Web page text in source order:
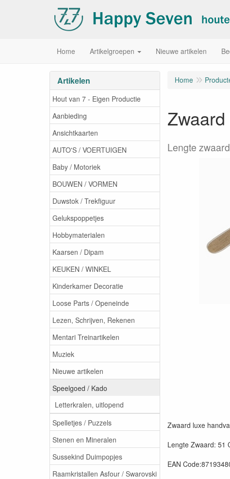
Home Artikelgroepen Nieuwe artikelen
Artikelen
Hout van 7 - Eigen Productie
Aanbieding
Ansichtkaarten
AUTO'S / VOERTUIGEN
Baby / Motoriek
BOUWEN / VORMEN
Duwstok / Trekfiguur
Gelukspoppetjes
Hobbymaterialen
Kaarsen / Dipam
KEUKEN / WINKEL
Kinderkamer Decoratie
Loose Parts / Openeinde
Lezen, Schrijven, Rekenen
Mentari Treinartikelen
Muziek
Nieuwe artikelen
Speelgoed / Kado
Letterkralen, uitlopend
Spelletjes / Puzzels
Stenen en Mineralen
Sussekind Duimpopjes
Raamkristallen Asfour / Swarovski
Home
Lengte
Zwaard luxe
Lengte Zwaard: 51
EAN